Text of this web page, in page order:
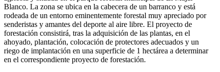
Blanco. La zona se ubica en la cabecera de un barranco y está
rodeada de un entorno eminentemente forestal muy apreciado por
senderistas y amantes del deporte al aire libre. El proyecto de
forestación consistirá, tras la adquisición de las plantas, en el
ahoyado, plantación, colocación de protectores adecuados y un
riego de implantación en una superficie de 1 hectárea a determinar
en el correspondiente proyecto de forestación.